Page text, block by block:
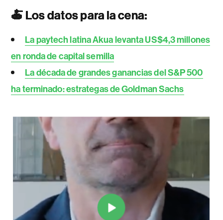
🍝 Los datos para la cena:
La paytech latina Akua levanta US$4,3 millones
en ronda de capital semilla
La década de grandes ganancias del S&P 500
ha terminado: estrategas de Goldman Sachs